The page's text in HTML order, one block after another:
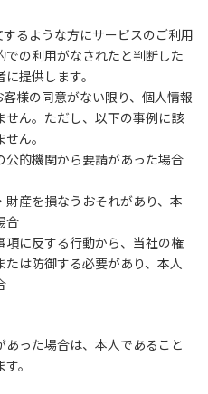
るような方にサービスのご利用
の利用がなされたと判断した
提供します。
様の同意がない限り、個人情報
せん。ただし、以下の事例に該
ん。
公的機関から要請があった場合
財産を損なうおそれがあり、本
合
項に反する行動から、当社の権
は防御する必要があり、本人
った場合は、本人であること
。